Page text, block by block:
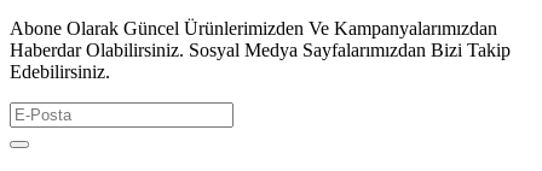
Abone Olarak Güncel Ürünlerimizden Ve Kampanyalarımızdan
Haberdar Olabilirsiniz. Sosyal Medya Sayfalarımızdan Bizi Takip
Edebilirsiniz.